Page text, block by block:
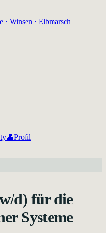
· Winsen · Elbmarsch
👤Profil
d) für die
Systeme